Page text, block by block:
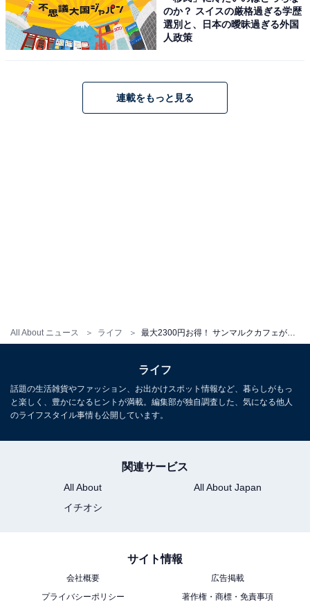
All About ニュース ライフ
のか？ スイスの厳格過ぎる学歴
選別と、日本の曖昧過ぎる外国
人政策
連載をもっと見る
ライフ
話題の生活雑貨やファッション、お出かけスポット情報など、暮らしがもっ
と楽しく、豊かになるヒントが満載。編集部が独自調査した、気になる他人
のライフスタイル事情も公開しています。
関連サービス
All About
All About Japan
イチオシ
サイト情報
会社概要
広告掲載
プライバシーポリシー
著作権・商標・免責事項